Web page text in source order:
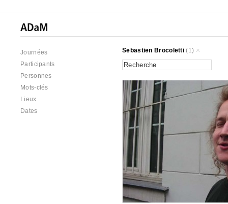
Journées
Participants
Personnes
Mots-clés
Lieux
Dates
Sebastien Brocoletti (1)